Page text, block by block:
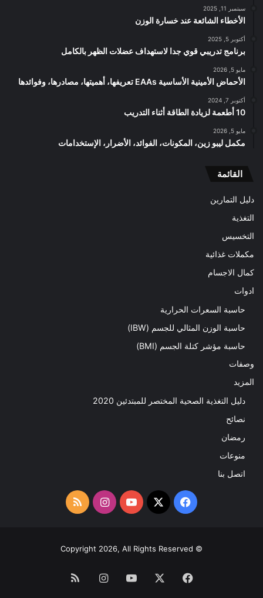
سبتمبر 11, 2025
الأخطاء الشائعة عند خسارة الوزن
أكتوبر 5, 2025
برنامج تدريبي قوي جدا لاستهداف عضلات الظهر بالكامل
مايو 5, 2026
الأحماض الأمينية الأساسية EAAs تعريفها، أهميتها، مصادرها، وفوائدها
أكتوبر 7, 2024
10 أطعمة لزيادة الطاقة أثناء التدريب
مايو 5, 2026
مكمل ليبو زين، المكونات، الفوائد، الأضرار، الإستخدامات
القائمة
دليل التمارين
التغذية
التخسيس
مكملات غذائية
كمال الاجسام
ادوات
حاسبة السعرات الحرارية
حاسبة الوزن المثالي للجسم (IBW)
حاسبة مؤشر كتلة الجسم (BMI)
وصفات
المزيد
دليل التغذية الصحية المختصر للمبتدئين 2020​
نصائح
رمضان
منوعات
اتصل بنا
فيسبوك
‫X
‫YouTubeانستقرامملخص
RSS
© Copyright 2026, All Rights Reserved
فيسبوك ‫YouTubeانستقرام